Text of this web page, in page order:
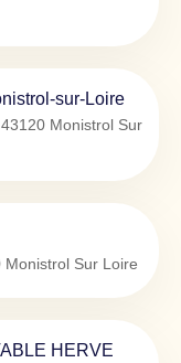
sur-Loire
43120 Monistrol Sur
Monistrol Sur Loire
HERVE